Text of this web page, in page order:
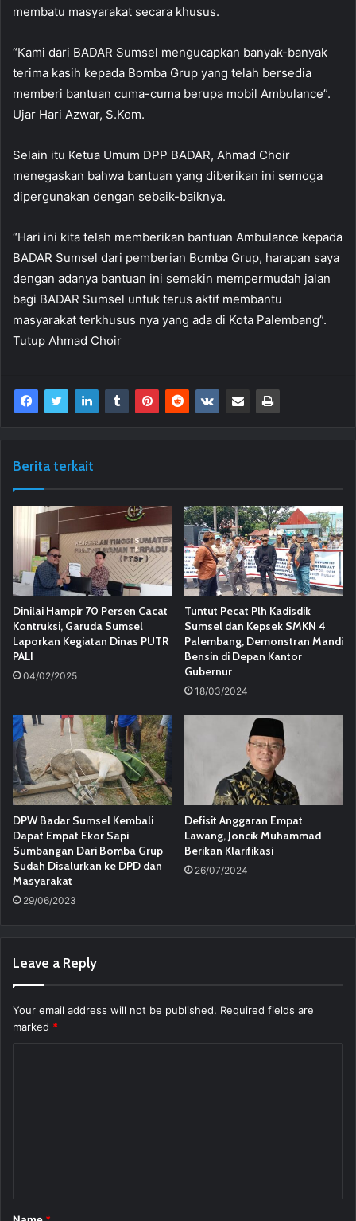
membatu masyarakat secara khusus.
“Kami dari BADAR Sumsel mengucapkan banyak-banyak
terima kasih kepada Bomba Grup yang telah bersedia
memberi bantuan cuma-cuma berupa mobil Ambulance”.
Ujar Hari Azwar, S.Kom.
Selain itu Ketua Umum DPP BADAR, Ahmad Choir
menegaskan bahwa bantuan yang diberikan ini semoga
dipergunakan dengan sebaik-baiknya.
“Hari ini kita telah memberikan bantuan Ambulance kepada
BADAR Sumsel dari pemberian Bomba Grup, harapan saya
dengan adanya bantuan ini semakin mempermudah jalan
bagi BADAR Sumsel untuk terus aktif membantu
masyarakat terkhusus nya yang ada di Kota Palembang”.
Tutup Ahmad Choir
Berita terkait
Dinilai Hampir 70 Persen Cacat
Kontruksi, Garuda Sumsel
Laporkan Kegiatan Dinas PUTR
PALI
04/02/2025
Tuntut Pecat Plh Kadisdik
Sumsel dan Kepsek SMKN 4
Palembang, Demonstran Mandi
Bensin di Depan Kantor
Gubernur
18/03/2024
DPW Badar Sumsel Kembali
Dapat Empat Ekor Sapi
Sumbangan Dari Bomba Grup
Sudah Disalurkan ke DPD dan
Masyarakat
29/06/2023
Defisit Anggaran Empat
Lawang, Joncik Muhammad
Berikan Klarifikasi
26/07/2024
Leave a Reply
Your email address will not be published. Required fields are
marked *